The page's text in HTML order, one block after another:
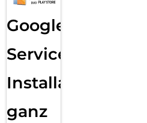
Google
Services
Installation
ganz